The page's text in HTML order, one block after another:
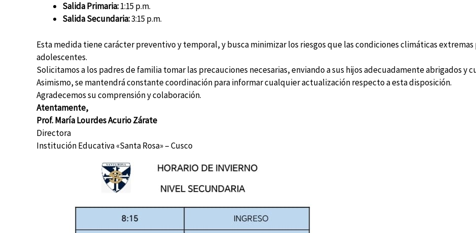
Salida Primaria:1:15 p.m.
Salida Secundaria:3:15 p.m.
Esta medida tiene carácter preventivo y temporal, y busca minimizar los riesgos que las condiciones climáticas extremas
adolescentes.
Solicitamos a los padres de familia tomar las precauciones necesarias, enviando a sus hijos adecuadamente abrigados y
Asimismo, se mantendrá constante coordinación para informar cualquier actualización respecto a esta disposición.
Agradecemos su comprensión y colaboración.
Atentamente,
Prof. María Lourdes Acurio Zárate
Directora
Institución Educativa «Santa Rosa» – Cusco